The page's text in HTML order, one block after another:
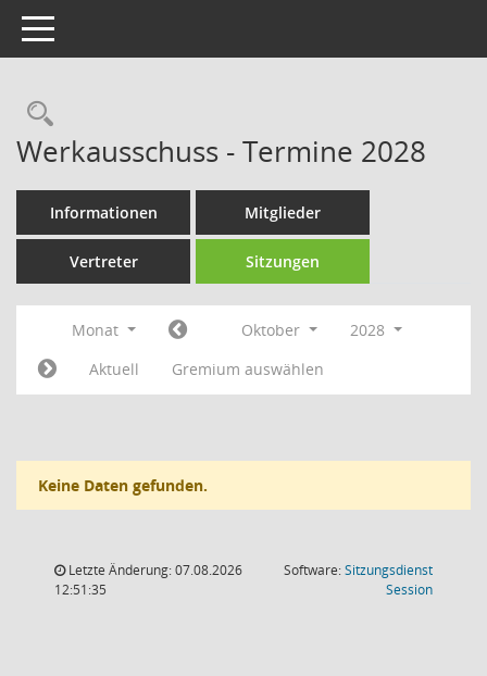
Toggle navigation
Rechercheauswahl
Werkausschuss - Termine 2028
Informationen Mitglieder
Vertreter Sitzungen
Monat Oktober
2028
Aktuell
Gremium auswählen
Keine Daten gefunden.
Letzte Änderung: 07.08.2026
12:51:35
Software:Sitzungsdienst
Session(Wird in